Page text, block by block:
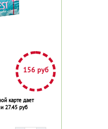
156 руб
карте дает
27.45 руб